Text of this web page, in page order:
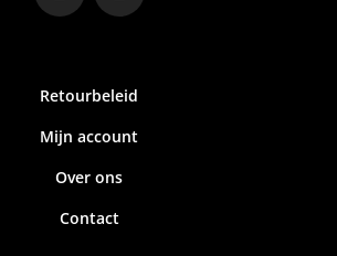
Retourbeleid
Mijn account
Over ons
Contact